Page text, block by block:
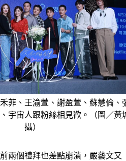
菲、王渝萱、謝盈萱、蘇慧倫、
宇宙人跟粉絲相見歡。（圖／黃
攝）
兩個禮拜也差點崩潰，嚴藝文又